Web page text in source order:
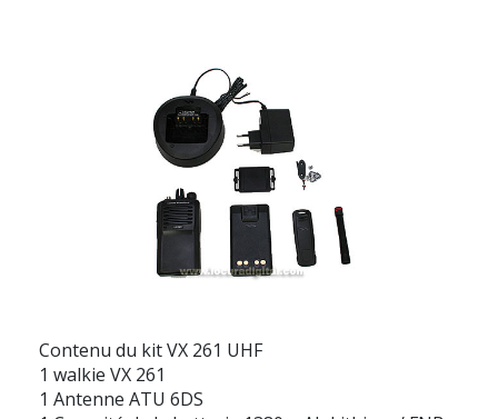
Contenu du kit VX 261 UHF
1 walkie VX 261
1 Antenne ATU 6DS